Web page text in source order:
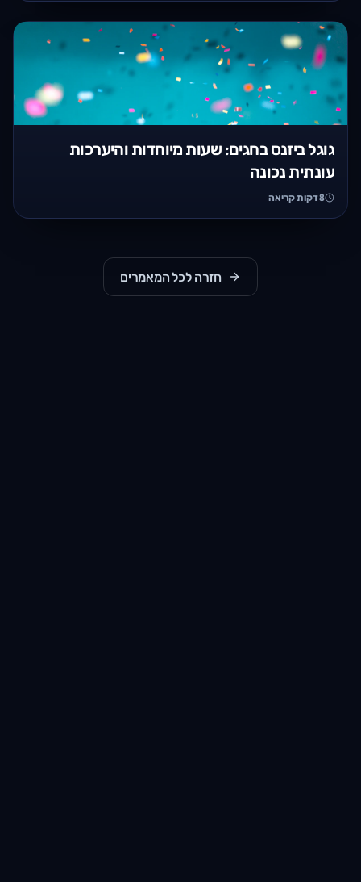
גוגל ביזנס בחגים: שעות מיוחדות והיערכות
עונתית נכונה
8דקות קריאה
חזרה לכל המאמרים